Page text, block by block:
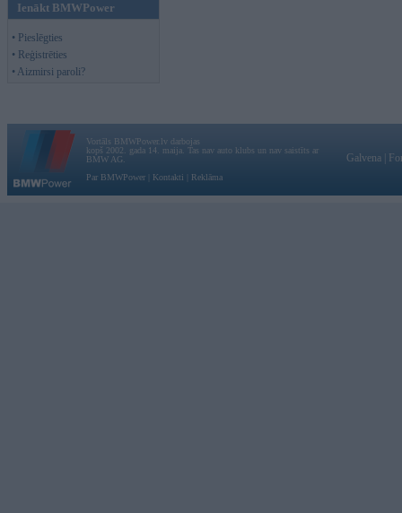
Ienākt BMWPower
• Pieslēgties
• Reģistrēties
• Aizmirsi paroli?
Vortāls BMWPower.lv darbojas
kopš 2002. gada 14. maija. Tas nav auto klubs un nav saistīts ar
BMW AG.
Par BMWPower
Kontakti Reklāma
Galvena